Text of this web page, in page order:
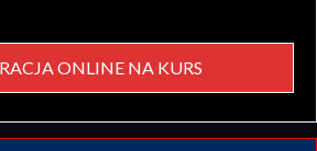
ONLINE NA KURS